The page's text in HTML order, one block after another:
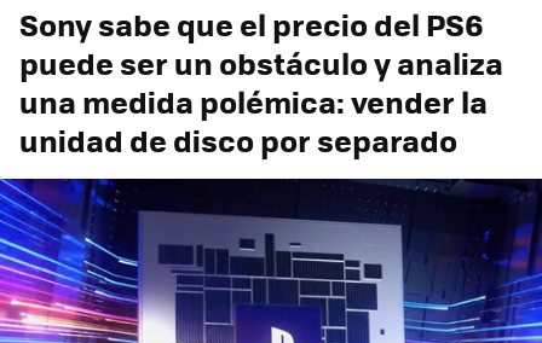
Sony sabe que el precio del PS6
puede ser un obstáculo y analiza
una medida polémica: vender la
unidad de disco por separado